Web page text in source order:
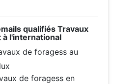
qualifiés Travaux
à l'international
de foragess au
de foragess en